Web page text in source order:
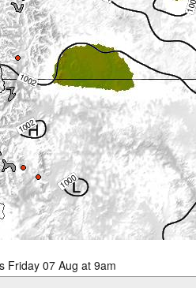
Friday 07 Aug at 9am